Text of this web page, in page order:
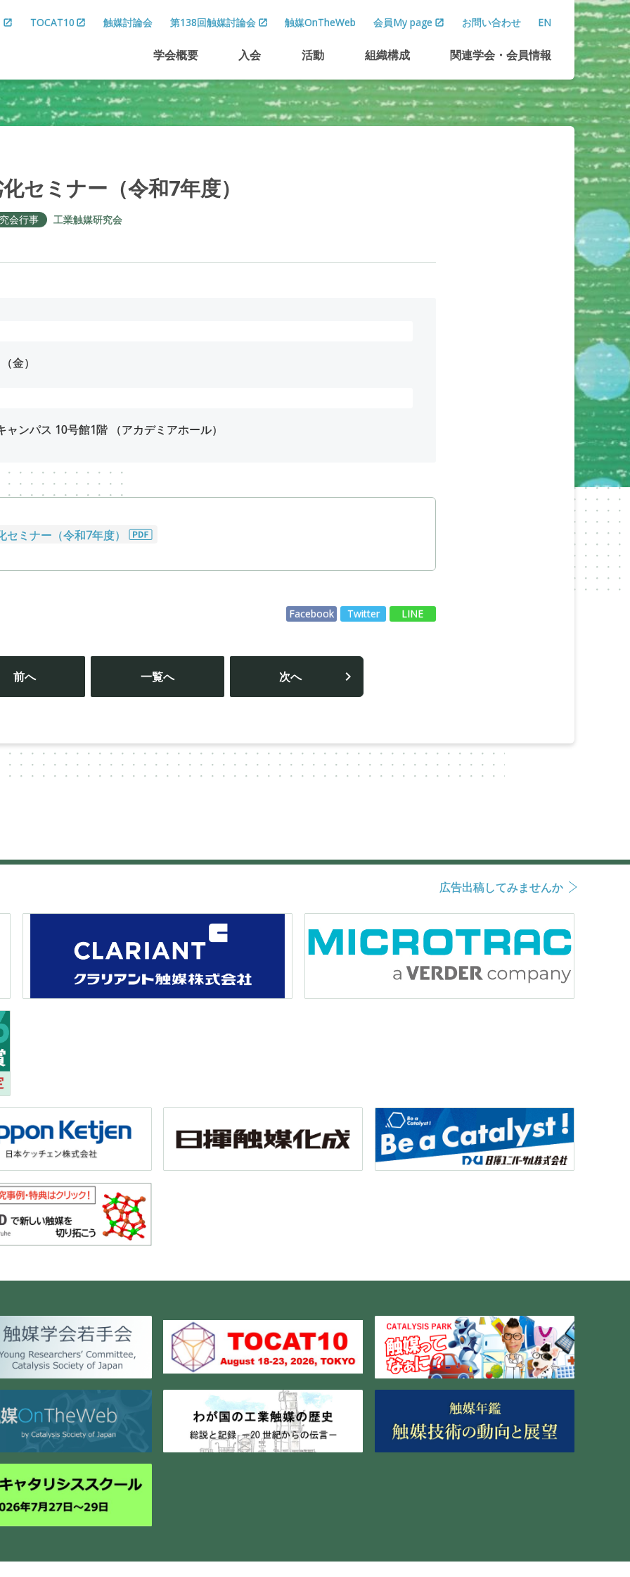
TOCAT10 触媒討論会 第138回触媒討論会 触媒OnTheWeb 会員My page お問い合わせ EN
学会概要 入会 活動 組織構成 関連学会 ・会員情報
セミナー （令和7年度）
会行事 工業触媒研究会
金）
ャンパス 10号館1階 （アカデミアホール）
ミナー（令和7年度）
Facebook Twitter LINE
投
稿
ナ
ビ
ョ
ン
前へ 一覧へ 次へ
広告出稿してみませんか